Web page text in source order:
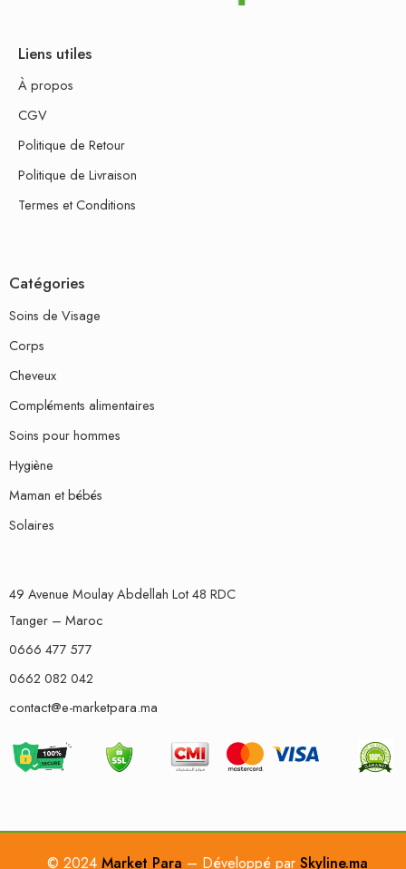
Liens utiles
À propos
CGV
Politique de Retour
Politique de Livraison
Termes et Conditions
Catégories
Soins de Visage
Corps
Cheveux
Compléments alimentaires
Soins pour hommes
Hygiène
Maman et bébés
Solaires
49 Avenue Moulay Abdellah Lot 48 RDC
Tanger – Maroc
0666 477 577
0662 082 042
contact@e-marketpara.ma
© 2024 Market Para – Développé par Skyline.ma